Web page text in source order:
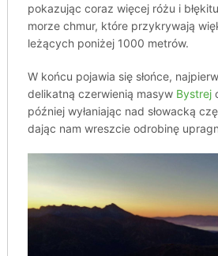
pokazując coraz więcej różu i
morze chmur, które przykrywają
leżących poniżej 1000 metrów.
W końcu pojawia się słońce,
delikatną czerwienią masyw Bystrej
później wyłaniając nad słowacką
dając nam wreszcie odrobinę